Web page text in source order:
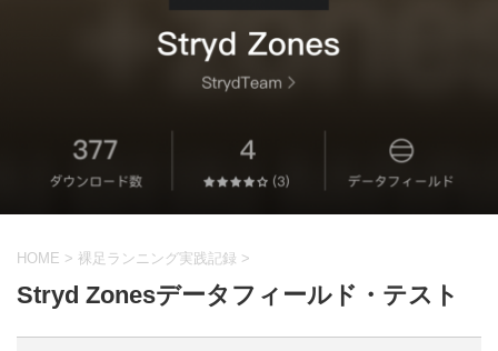
HOME > 裸足ランニング実践記録 >
Stryd Zonesデータフィールド・テスト